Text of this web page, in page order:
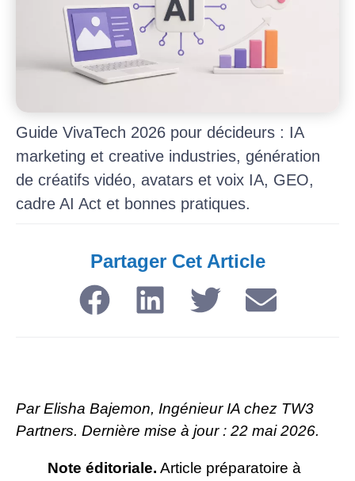
Guide VivaTech 2026 pour décideurs : IA
marketing et creative industries, génération
de créatifs vidéo, avatars et voix IA, GEO,
cadre AI Act et bonnes pratiques.
Partager Cet Article​
Par Elisha Bajemon, Ingénieur IA chez TW3
Partners. Dernière mise à jour : 22 mai 2026.
Note éditoriale. Article préparatoire à